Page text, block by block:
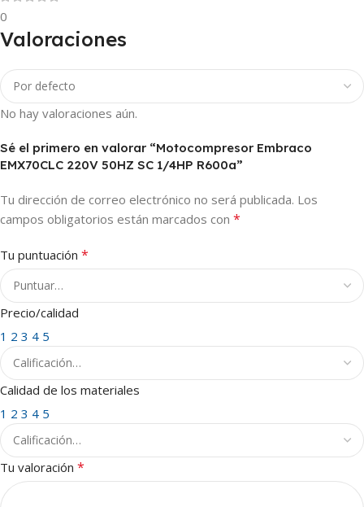
0
Valoraciones
No hay valoraciones aún.
Sé el primero en valorar “Motocompresor Embraco
EMX70CLC 220V 50HZ SC 1/4HP R600a”
Tu dirección de correo electrónico no será publicada. Los
campos obligatorios están marcados con *
Tu puntuación *
Precio/calidad
1 2 3 4 5
Calidad de los materiales
1 2 3 4 5
Tu valoración *